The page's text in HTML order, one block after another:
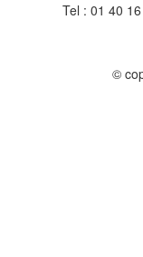
Tel : 01 40
©